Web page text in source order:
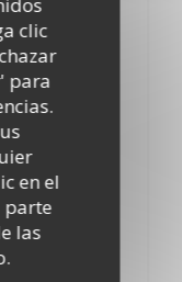
clic
para
en el
parte
las